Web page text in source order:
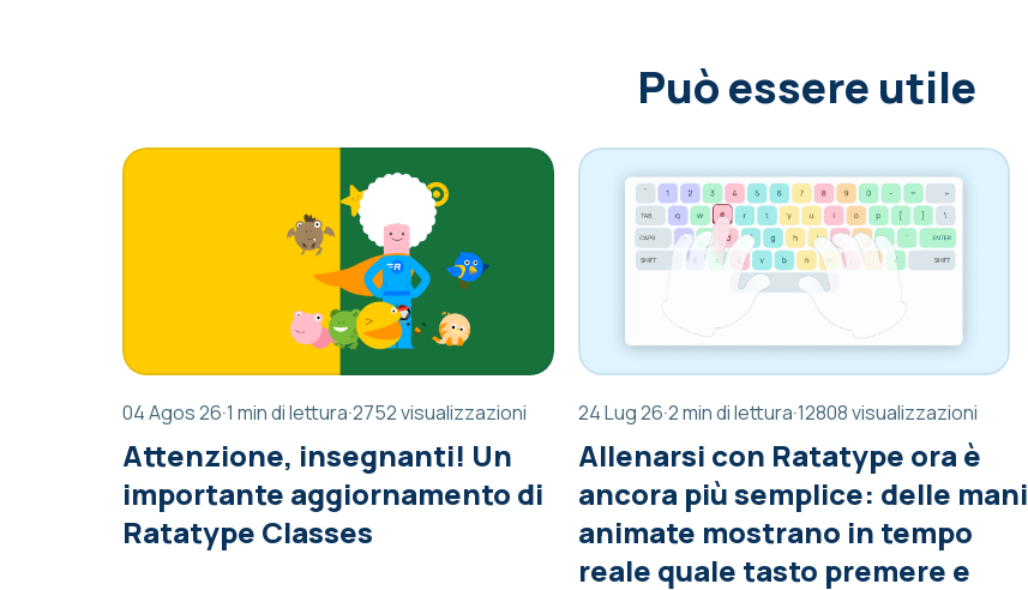
Può essere utile
04 Agos 26·1 min di lettura·2752 visualizzazioni
Attenzione, insegnanti! Un
importante aggiornamento di
Ratatype Classes
24 Lug 26·2 min di lettura·12808 visualizzazioni
Allenarsi con Ratatype ora è
ancora più semplice: delle mani
animate mostrano in tempo
reale quale tasto premere e